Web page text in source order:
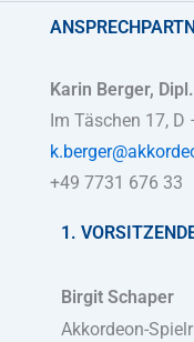
Karin Berger,
Im Täschen 17,
+49 7731 676 33
1.
Birgit Schaper
Akkordeon-